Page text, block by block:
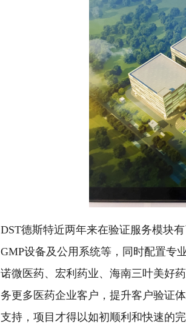
DST德斯特近两年来在验证服务模块
GMP设备及公用系统等，同时配置专
诺微医药、宏利药业、海南三叶美好
务更多医药企业客户，提升客户验证
支持，项目才得以如初顺利和快速的